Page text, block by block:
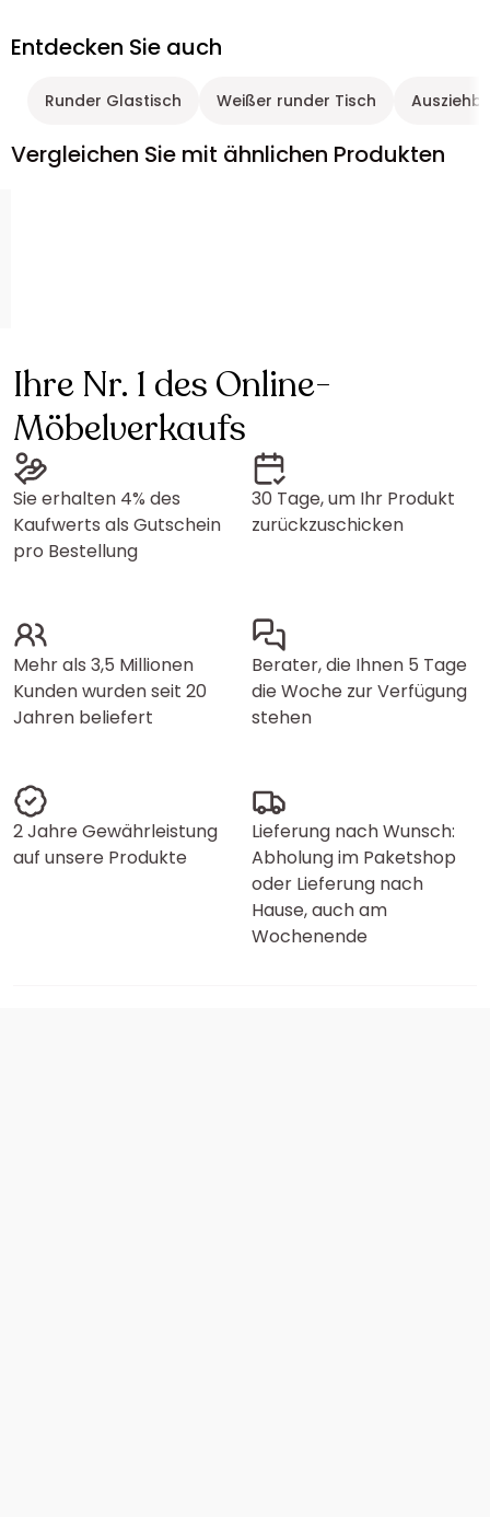
Entdecken Sie auch
Runder Glastisch Weißer runder Tisch
Vergleichen Sie mit ähnlichen Produkten
Ihre Nr. 1 des Online-
Möbelverkaufs
Sie erhalten 4% des
Kaufwerts als Gutschein
pro Bestellung
30 Tage, um Ihr Produkt
zurückzuschicken
Mehr als 3,5 Millionen
Kunden wurden seit 20
Jahren beliefert
Berater, die Ihnen 5 Tage
die Woche zur Verfügung
stehen
2 Jahre Gewährleistung
auf unsere Produkte
Lieferung nach Wunsch:
Abholung im Paketshop
oder Lieferung nach
Hause, auch am
Wochenende